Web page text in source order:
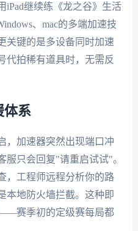
iPad继续练《龙之谷》生活
、mac的多端加速技
关键的是多设备同时加速
代拍稀有道具时，无需反
体系
，加速器突然出现端口冲
服只会回复"请重启试试"。
，工程师远程分析你的路
本地防火墙拦截。这种即
赛季初的定级赛每局都